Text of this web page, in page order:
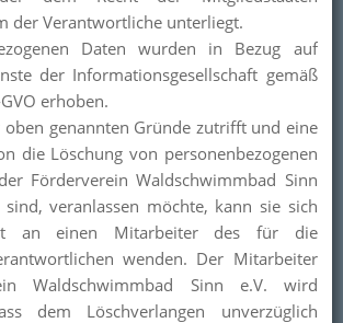
der Verantwortliche unterliegt.
Daten wurden in Bezug auf
der Informationsgesellschaft gemäß
erhoben.
oben genannten Gründe zutrifft und eine
die Löschung von personenbezogenen
Förderverein Waldschwimmbad Sinn
sind, veranlassen möchte, kann sie sich
an einen Mitarbeiter des für die
wenden. Der Mitarbeiter
Waldschwimmbad Sinn e.V. wird
dem Löschverlangen unverzüglich